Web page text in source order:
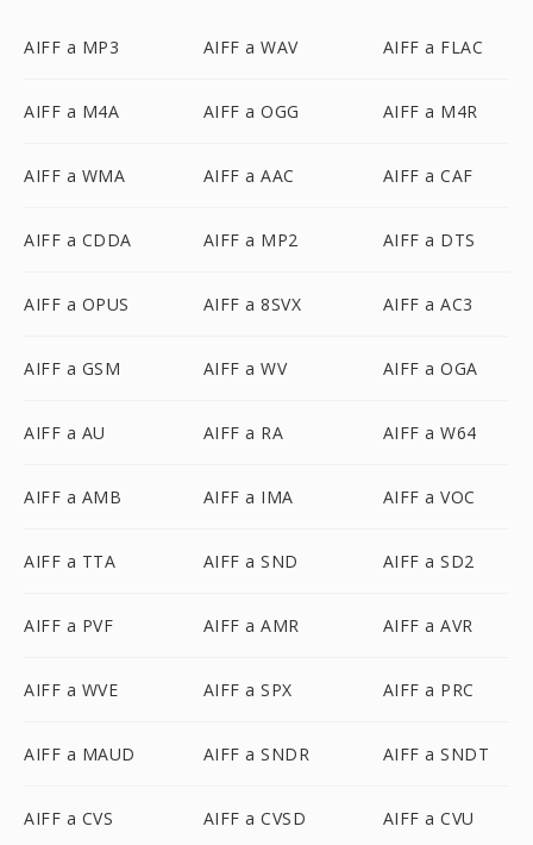
AIFF a MP3 AIFF a WAV AIFF a FLAC
AIFF a M4A AIFF a OGG AIFF a M4R
AIFF a WMA AIFF a AAC AIFF a CAF
AIFF a CDDA AIFF a MP2 AIFF a DTS
AIFF a OPUS AIFF a 8SVX AIFF a AC3
AIFF a GSM AIFF a WV AIFF a OGA
AIFF a AU AIFF a RA AIFF a W64
AIFF a AMB AIFF a IMA AIFF a VOC
AIFF a TTA AIFF a SND AIFF a SD2
AIFF a PVF AIFF a AMR AIFF a AVR
AIFF a WVE AIFF a SPX AIFF a PRC
AIFF a MAUD AIFF a SNDR AIFF a SNDT
AIFF a CVS AIFF a CVSD AIFF a CVU